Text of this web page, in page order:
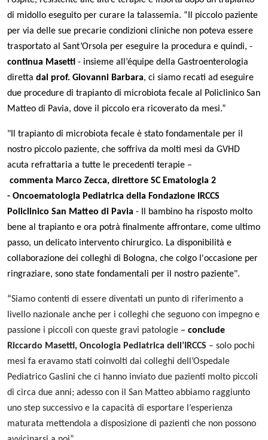
di midollo eseguito per curare la talassemia. “Il piccolo paziente
per via delle sue precarie condizioni cliniche non poteva essere
trasportato al Sant’Orsola per eseguire la procedura e quindi, -
continua Masetti - insieme all’équipe della Gastroenterologia
diretta dal prof. Giovanni Barbara, ci siamo recati ad eseguire
due procedure di trapianto di microbiota fecale al Policlinico San
Matteo di Pavia, dove il piccolo era ricoverato da mesi.”
"Il trapianto di microbiota fecale è stato fondamentale per il
nostro piccolo paziente, che soffriva da molti mesi da GVHD
acuta refrattaria a tutte le precedenti terapie –
commenta Marco Zecca, direttore SC Ematologia 2
- Oncoematologia Pediatrica della Fondazione IRCCS
Policlinico San Matteo di Pavia - Il bambino ha risposto molto
bene al trapianto e ora potrà finalmente affrontare, come ultimo
passo, un delicato intervento chirurgico. La disponibilità e
collaborazione dei colleghi di Bologna, che colgo l'occasione per
ringraziare, sono state fondamentali per il nostro paziente".
“Siamo contenti di essere diventati un punto di riferimento a
livello nazionale anche per i colleghi che seguono con impegno e
passione i piccoli con queste gravi patologie – conclude
Riccardo Masetti, Oncologia Pediatrica dell’IRCCS – solo pochi
mesi fa eravamo stati coinvolti dai colleghi dell’Ospedale
Pediatrico Gaslini che ci hanno inviato due pazienti molto piccoli
di circa due anni; adesso con il San Matteo abbiamo raggiunto
uno step successivo e la capacità di esportare l’esperienza
maturata mettendola a disposizione di pazienti che non possono